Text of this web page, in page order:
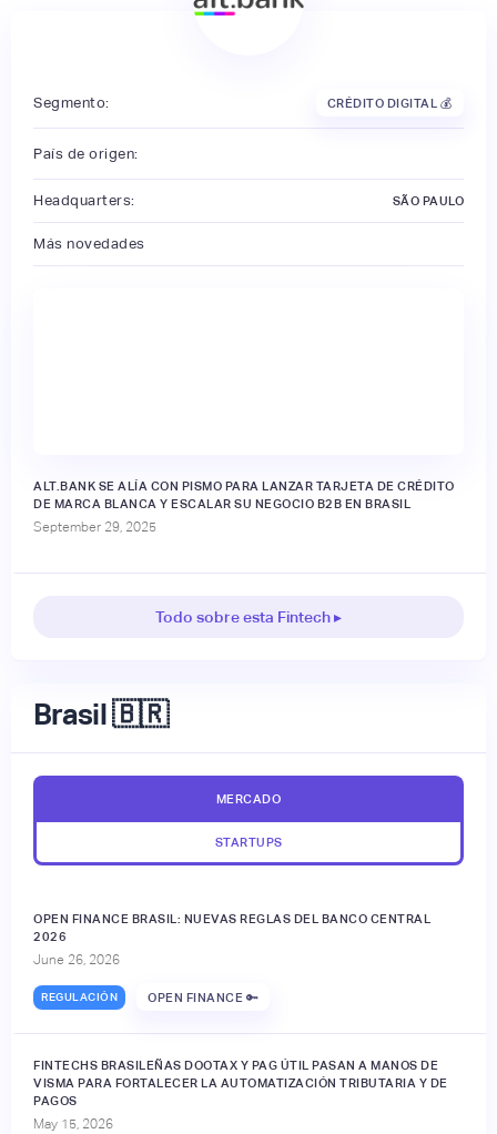
Segmento: CRÉDITO DIGITAL 💰
País de origen:
Headquarters: SÃO PAULO
Más novedades
ALT.BANK SE ALÍA CON PISMO PARA LANZAR TARJETA DE CRÉDITO
DE MARCA BLANCA Y ESCALAR SU NEGOCIO B2B EN BRASIL
September 29, 2025
Todo sobre esta Fintech ▸
Brasil 🇧🇷
MERCADO
STARTUPS
OPEN FINANCE BRASIL: NUEVAS REGLAS DEL BANCO CENTRAL
2026
June 26, 2026
REGULACIÓN OPEN FINANCE 🔑
FINTECHS BRASILEÑAS DOOTAX Y PAG ÚTIL PASAN A MANOS DE
VISMA PARA FORTALECER LA AUTOMATIZACIÓN TRIBUTARIA Y DE
PAGOS
May 15, 2026